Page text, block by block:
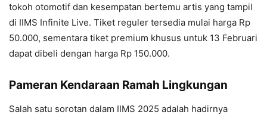
tokoh otomotif dan kesempatan bertemu artis yang tampil
di IIMS Infinite Live. Tiket reguler tersedia mulai harga Rp
50.000, sementara tiket premium khusus untuk 13 Februari
dapat dibeli dengan harga Rp 150.000.
Pameran Kendaraan Ramah Lingkungan
Salah satu sorotan dalam IIMS 2025 adalah hadirnya